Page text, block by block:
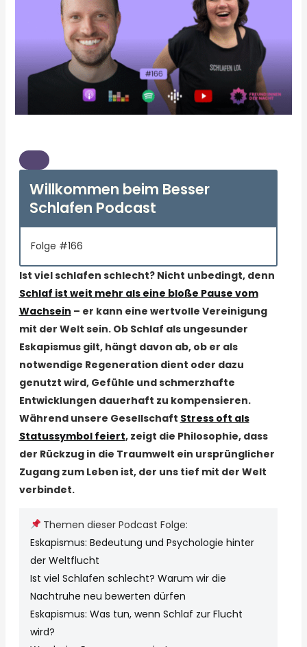
Willkommen beim Besser
Schlafen Podcast
Folge #166
Ist viel schlafen schlecht? Nicht unbedingt, denn
Schlaf ist weit mehr als eine bloße Pause vom
Wachsein – er kann eine wertvolle Vereinigung
mit der Welt sein. Ob Schlaf als ungesunder
Eskapismus gilt, hängt davon ab, ob er als
notwendige Regeneration dient oder dazu
genutzt wird, Gefühle und schmerzhafte
Entwicklungen dauerhaft zu kompensieren.
Während unsere Gesellschaft Stress oft als
Statussymbol feiert, zeigt die Philosophie, dass
der Rückzug in die Traumwelt ein ursprünglicher
Zugang zum Leben ist, der uns tief mit der Welt
verbindet.
Themen dieser Podcast Folge:
Eskapismus: Bedeutung und Psychologie hinter
der Weltflucht
Ist viel Schlafen schlecht? Warum wir die
Nachtruhe neu bewerten dürfen
Eskapismus: Was tun, wenn Schlaf zur Flucht
wird?